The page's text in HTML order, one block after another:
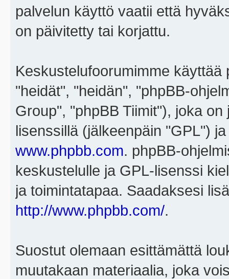
palvelun käyttö vaatii että
on päivitetty tai korjattu.
Keskustelufoorumimme
"heidät", "heidän", "phpBB-
Group", "phpBB Tiimit"), joka on
lisenssillä (jälkeenpäin "GPL")
www.phpbb.com. phpBB-
keskustelulle ja GPL-lisenssi
ja toimintatapaa. Saadaksesi
http://www.phpbb.com/.
Suostut olemaan esittämättä
muutakaan materiaalia, joka